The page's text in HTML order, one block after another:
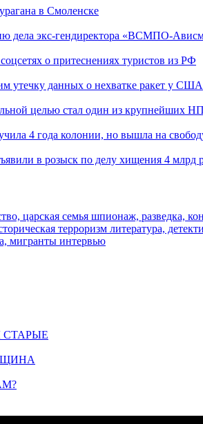
в Смоленске
дела экс-гендиректора «ВСМПО-
о притеснениях туристов из РФ
утечку данных о нехватке ракет у США
целью стал один из крупнейших
4 года колонии, но вышла на
в розыск по делу хищения 4 млрд
царская семья шпионаж, разведка,
терроризм литература,
мигранты интервью